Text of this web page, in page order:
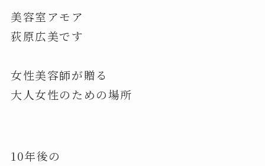
美容室アモア
荻原広美です
女性美容師が贈る
大人女性のための場所
10年後の